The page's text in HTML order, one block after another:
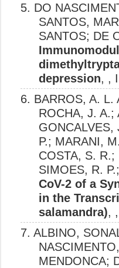
5. DO
SANTOS,
SANTOS; DE
depression, ,
6. BARROS, A. L.
ROCHA, J. A.;
P.; MARANI,
COSTA, S.
SIMOES, R.
CoV-2 of a
in the
salamandra),
7. ALBINO,
MENDONCA;